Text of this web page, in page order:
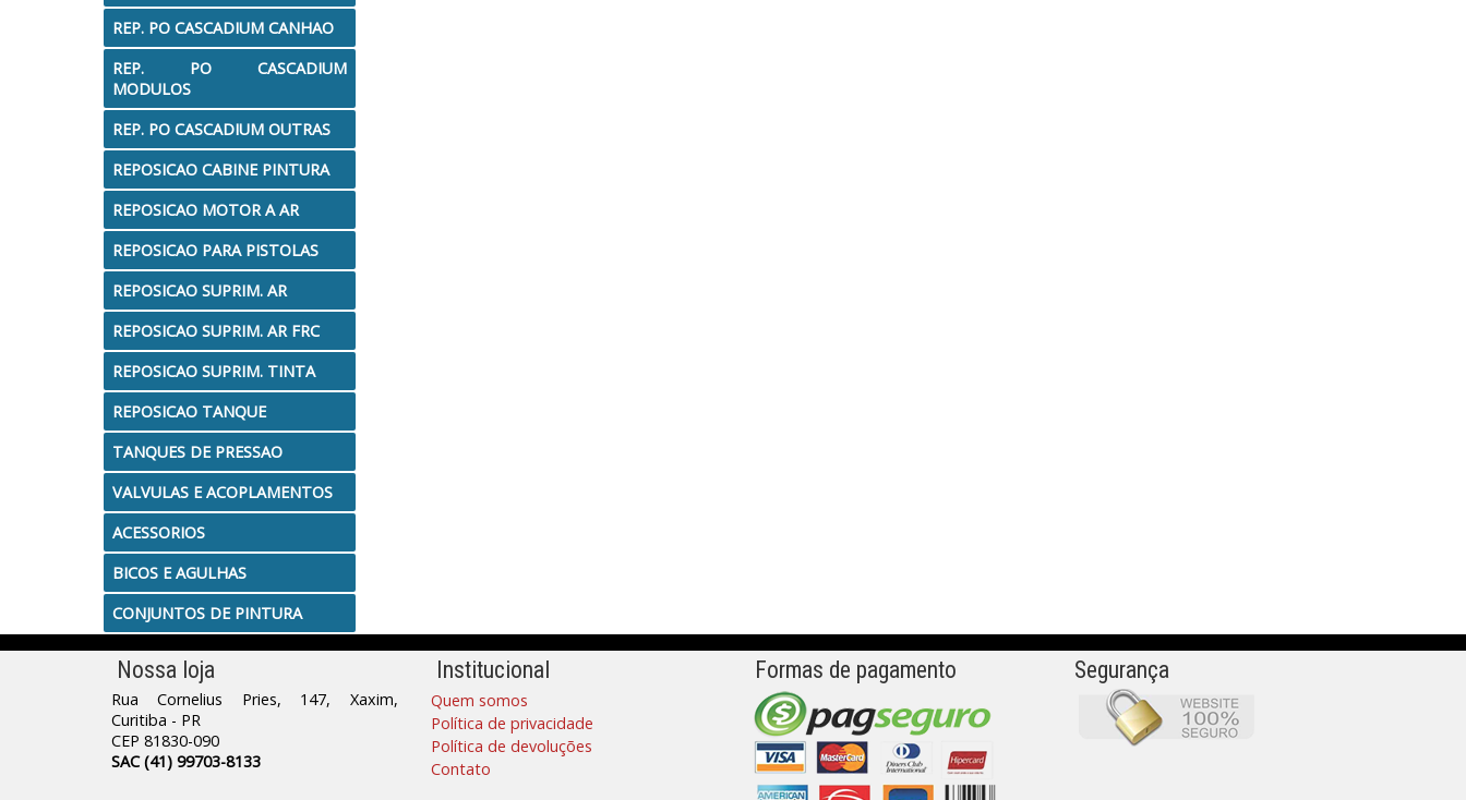
REP. PO CASCADIUM CANHAO
REP. PO CASCADIUM
MODULOS
REP. PO CASCADIUM OUTRAS
REPOSICAO CABINE PINTURA
REPOSICAO MOTOR A AR
REPOSICAO PARA PISTOLAS
REPOSICAO SUPRIM. AR
REPOSICAO SUPRIM. AR FRC
REPOSICAO SUPRIM. TINTA
REPOSICAO TANQUE
TANQUES DE PRESSAO
VALVULAS E ACOPLAMENTOS
ACESSORIOS
BICOS E AGULHAS
CONJUNTOS DE PINTURA
Nossa loja
Rua Cornelius Pries, 147, Xaxim,
Curitiba - PR
CEP 81830-090
SAC (41) 99703-8133
Institucional
Quem somos
Política de privacidade
Política de devoluções
Contato
Formas de pagamento Segurança